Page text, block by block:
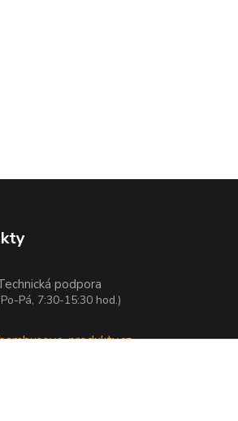
podpora
Pá, 7:30-15:30 hod.)
produkty.cz